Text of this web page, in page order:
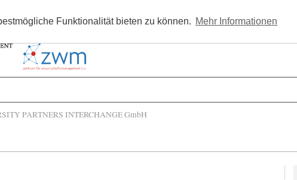
Funktionalität bieten zu können. Mehr Informationen
Kostenlos registrieren
PARTNERS INTERCHANGE GmbH